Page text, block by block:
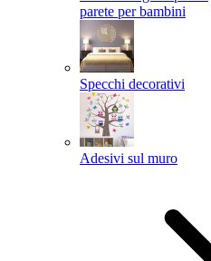
parete per bambini
Specchi decorativi
Adesivi sul muro